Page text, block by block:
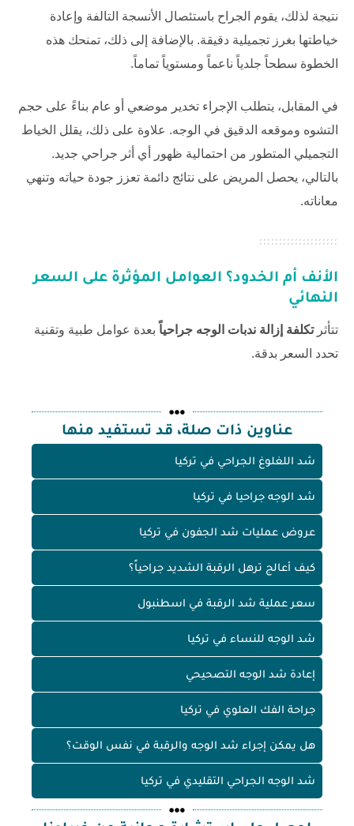
نتيجة لذلك، يقوم الجراح باستئصال الأنسجة التالفة وإعادة
خياطتها بغرز تجميلية دقيقة. بالإضافة إلى ذلك، تمنحك هذه
الخطوة سطحاً جلدياً ناعماً ومستوياً تماماً.
في المقابل، يتطلب الإجراء تخدير موضعي أو عام بناءً على حجم
التشوه وموقعه الدقيق في الوجه. علاوة على ذلك، يقلل الخياط
التجميلي المتطور من احتمالية ظهور أي أثر جراحي جديد.
بالتالي، يحصل المريض على نتائج دائمة تعزز جودة حياته وتنهي
معاناته.
الأنف أم الخدود؟ العوامل المؤثرة على السعر
النهائي
تتأثرتكلفة إزالة ندبات الوجه جراحياً بعدة عوامل طبية وتقنية
تحدد السعر بدقة.
عناوين ذات صلة، قد تستفيد منها
شد اللغلوغ الجراحي في تركيا
شد الوجه جراحيا في تركيا
عروض عمليات شد الجفون في تركيا
كيف أعالج ترهل الرقبة الشديد جراحياً؟
سعر عملية شد الرقبة في اسطنبول
شد الوجه للنساء في تركيا
إعادة شد الوجه التصحيحي
جراحة الفك العلوي في تركيا
هل يمكن إجراء شد الوجه والرقبة في نفس الوقت؟
شد الوجه الجراحي التقليدي في تركيا